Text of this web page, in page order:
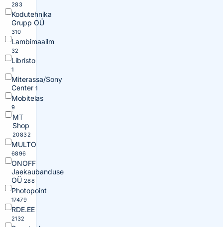
283
Kodutehnika
Grupp OÜ
310
Lambimaailm
32
Libristo
1
Miterassa/Sony
Center 1
Mobitelas
9
MT
Shop
20832
MULTO
6896
ONOFF
Jaekaubanduse
OÜ 288
Photopoint
17479
RDE.EE
2132